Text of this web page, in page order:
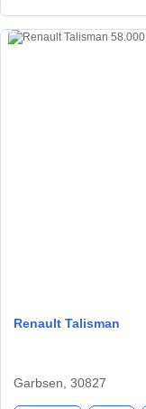
Renault Talisman
Garbsen, 30827